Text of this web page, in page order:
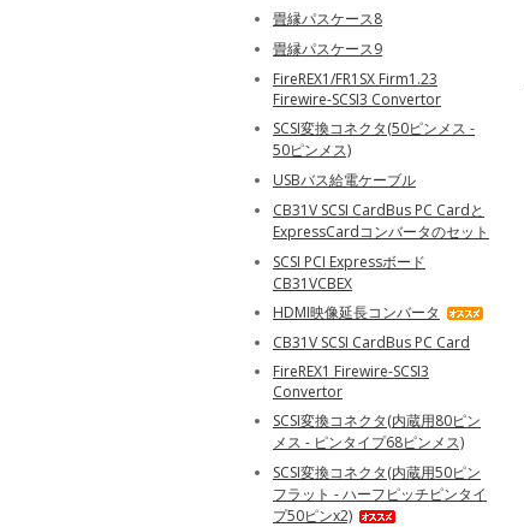
畳縁パスケース8
畳縁パスケース9
FireREX1/FR1SX Firm1.23
Firewire-SCSI3 Convertor
SCSI変換コネクタ(50ピンメス -
50ピンメス)
USBバス給電ケーブル
CB31V SCSI CardBus PC Cardと
ExpressCardコンバータのセット
SCSI PCI Expressボード
CB31VCBEX
HDMI映像延長コンバータ
CB31V SCSI CardBus PC Card
FireREX1 Firewire-SCSI3
Convertor
SCSI変換コネクタ(内蔵用80ピン
メス - ピンタイプ68ピンメス)
SCSI変換コネクタ(内蔵用50ピン
フラット - ハーフピッチピンタイ
プ50ピンx2)